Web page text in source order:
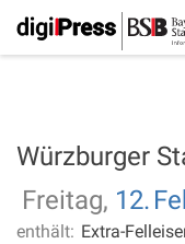
Würzburger
Freitag, 12.
enthält: Extra-